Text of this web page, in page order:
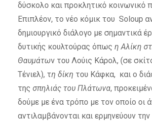
δύσκολο και προκλητικό κοινωνικό
Επιπλέον, το νέο κόμικ του Soloup
δημιουργικό διάλογο με σημαντικά
δυτικής κουλτούρας όπως η Αλίκη
Θαυμάτων του Λούις Κάρολ, (σε
Τένιελ), τη δίκη του Κάφκα, και ο
της σπηλιάς του Πλάτωνα,
δούμε με ένα τρόπο με τον οποίο οι
αντιλαμβάνονται και ερμηνεύουν την